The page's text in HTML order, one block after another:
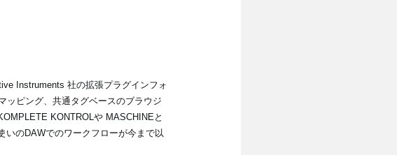
Instruments 社の拡張プラグインフォ
ッピング、共通タグベースのブラウジ
KONTROLや MASCHINEと
いのDAWでのワークフローが今まで以